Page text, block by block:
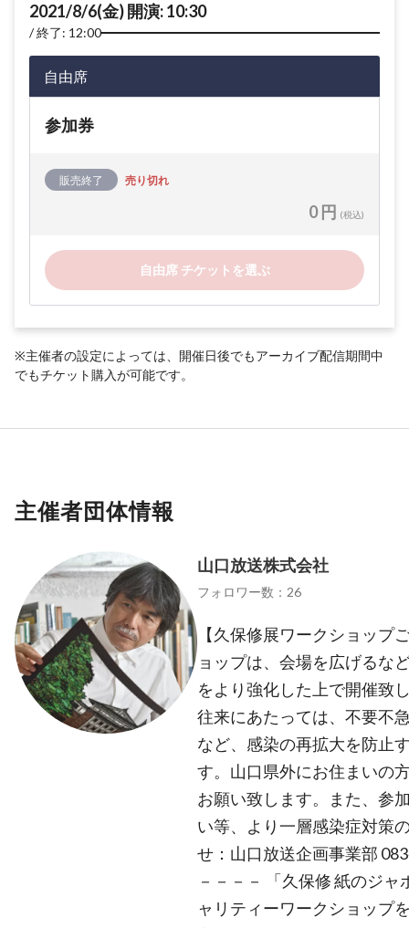
2021/8/6(金) 開演: 10:30
終了: 12:00
自由席
参加券
販売終了 売り切れ
0 円 (税込)
自由席 チケットを選ぶ
※主催者の設定によっては、開催日後でもアーカイブ配信期間中
でもチケット購入が可能です。
主催者団体情報
山口放送株式会社
フォロワー数：26
【久保修展ワークショップ
ョップは、会場を広げるな
をより強化した上で開催致
往来にあたっては、不要不
など、感染の再拡大を防止
す。山口県外にお住まいの
お願い致します。また、参
い等、より一層感染症対策
せ：山口放送企画事業部
－－－－ 「久保修 紙のジ
ャリティーワークショップ